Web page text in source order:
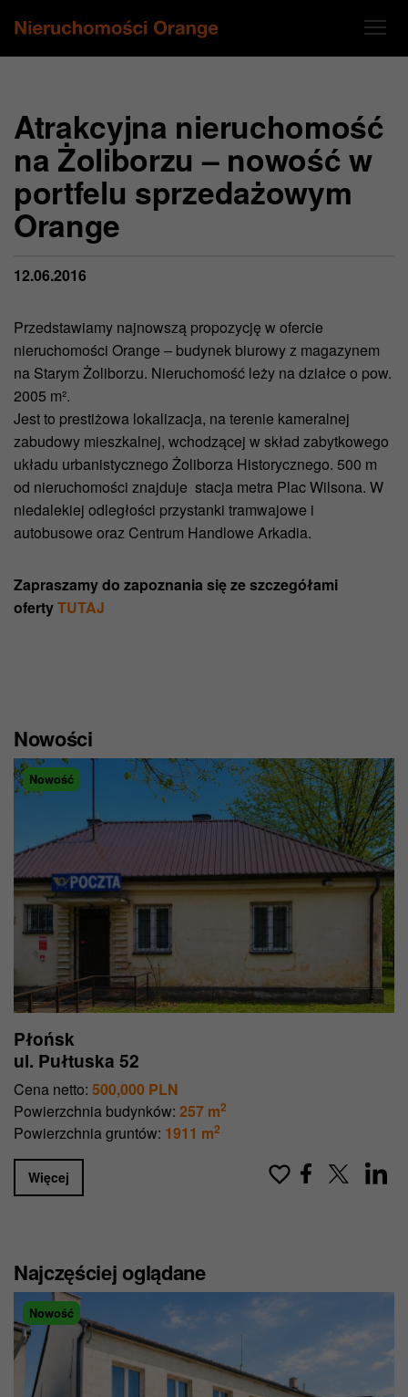
Atrakcyjna nieruchomość
na Żoliborzu – nowość w
portfelu sprzedażowym
Orange
12.06.2016
Przedstawiamy najnowszą propozycję w ofercie
nieruchomości Orange – budynek biurowy z magazynem
na Starym Żoliborzu. Nieruchomość leży na działce o pow.
2005 m².
Jest to prestiżowa lokalizacja, na terenie kameralnej
zabudowy mieszkalnej, wchodzącej w skład zabytkowego
układu urbanistycznego Żoliborza Historycznego. 500 m
od nieruchomości znajduje stacja metra Plac Wilsona. W
niedalekiej odległości przystanki tramwajowe i
autobusowe oraz Centrum Handlowe Arkadia.
Zapraszamy do zapoznania się ze szczegółami
ofertyTUTAJ
Nowości
Nowość
Płońsk
ul. Pułtuska 52
Cena netto: 500,000 PLN
Powierzchnia budynków: 257 m2
Powierzchnia gruntów: 1911 m2
Więcej
Najczęściej oglądane
Nowość